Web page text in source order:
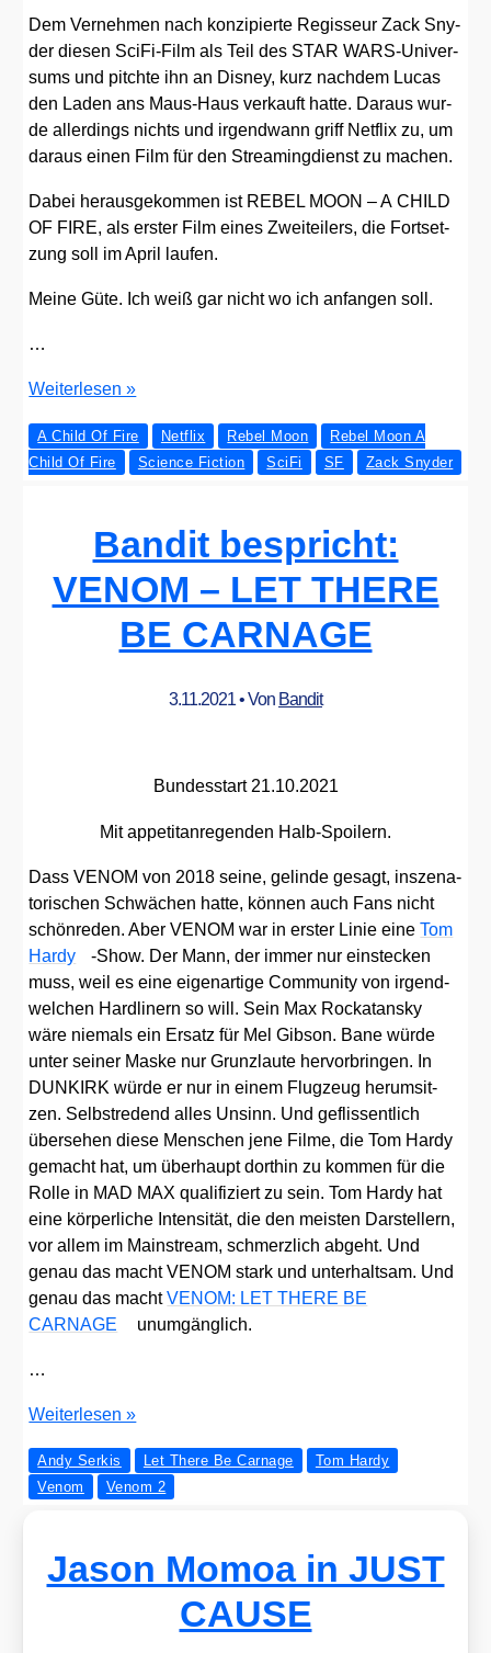
Dem Ver­neh­men nach kon­zi­pier­te Regis­seur Zack Sny­
der die­sen Sci­Fi-Film als Teil des STAR WARS-Uni­ver­
sums und pitch­te ihn an Dis­ney, kurz nach­dem Lucas
den Laden ans Maus-Haus ver­kauft hat­te. Dar­aus wur­
de aller­dings nichts und irgend­wann griff Net­flix zu, um
dar­aus einen Film für den Strea­ming­dienst zu machen.
Dabei her­aus­ge­kom­men ist REBEL MOON – A CHILD
OF FIRE, als ers­ter Film eines Zwei­tei­lers, die Fort­set­
zung soll im April lau­fen.
Mei­ne Güte. Ich weiß gar nicht wo ich anfan­gen soll.
…
Wenn
einen
Sci­
REBEL
MOON
Wei­ter­le­sen »
A Child Of Fire Netflix Rebel Moon
Rebel Moon A
Child Of Fire
Science Fiction SciFi SF Zack Snyder
Bandit bespricht:
VENOM – LET THERE
BE CARNAGE
3.11.2021• Von Bandit
Bun­des­start 21.10.2021
Mit appe­tit­an­re­gen­den Halb-Spoi­lern.
Dass VENOM von 2018 sei­ne, gelin­de gesagt, insze­na­
to­ri­schen Schwä­chen hat­te, kön­nen auch Fans nicht
schön­re­den. Aber VENOM war in ers­ter Linie eineTom
Har­dy
-Show. Der Mann, der immer nur ein­ste­cken
muss, weil es eine eigen­ar­ti­ge Com­mu­ni­ty von irgend­
wel­chen Hard­li­nern so will. Sein Max Rocka­t­an­sky
wäre nie­mals ein Ersatz für Mel Gib­son. Bane wür­de
unter sei­ner Mas­ke nur Grunz­lau­te her­vor­brin­gen. In
DUNKIRK wür­de er nur in einem Flug­zeug her­um­sit­
zen. Selbst­re­dend alles Unsinn. Und geflis­sent­lich
über­se­hen die­se Men­schen jene Fil­me, die Tom Har­dy
gemacht hat, um über­haupt dort­hin zu kom­men für die
Rol­le in MAD MAX qua­li­fi­ziert zu sein. Tom Har­dy hat
eine kör­per­li­che Inten­si­tät, die den meis­ten Dar­stel­lern,
vor allem im Main­stream, schmerz­lich abgeht. Und
genau das macht VENOM stark und unter­halt­sam. Und
genau das machtVENOM: LET THERE BE
CARNAGE
unum­gäng­lich.
…
Ban­
bespricht:
VENOM
THERE
Wei­ter­le­sen »
Andy Serkis Let There Be Carnage
Tom Hardy
Venom
Venom 2
Jason Momoa in JUST
CAUSE